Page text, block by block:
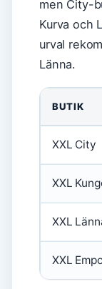
men City-
Kurva och
urval
Länna.
BUTIK
XXL City
XXL
XXL
XXL